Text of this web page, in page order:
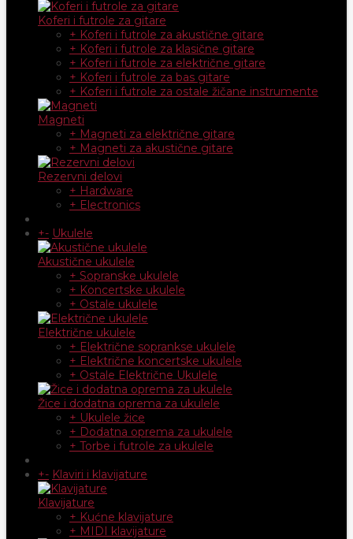
Koferi i futrole za gitare
+ Koferi i futrole za akustične gitare
+ Koferi i futrole za klasične gitare
+ Koferi i futrole za električne gitare
+ Koferi i futrole za bas gitare
+ Koferi i futrole za ostale žičane instrumente
Magneti
+ Magneti za električne gitare
+ Magneti za akustične gitare
Rezervni delovi
+ Hardware
+ Electronics
+- Ukulele
Akustične ukulele
+ Sopranske ukulele
+ Koncertske ukulele
+ Ostale ukulele
Električne ukulele
+ Električne soprankse ukulele
+ Električne koncertske ukulele
+ Ostale Električne Ukulele
Žice i dodatna oprema za ukulele
+ Ukulele žice
+ Dodatna oprema za ukulele
+ Torbe i futrole za ukulele
+- Klaviri i klavijature
Klavijature
+ Kućne klavijature
+ MIDI klavijature